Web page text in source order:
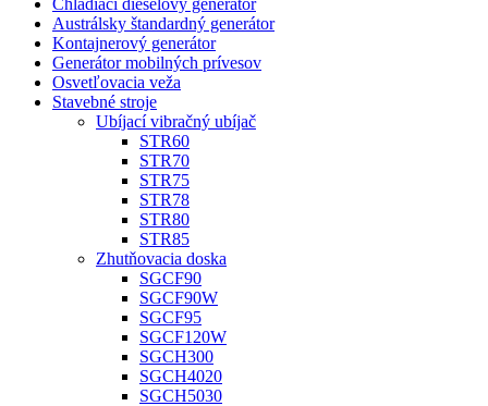
Austrálsky štandardný generátor
Kontajnerový generátor
Generátor mobilných prívesov
Osvetľovacia veža
Stavebné stroje
Ubíjací vibračný ubíjač
STR60
STR70
STR75
STR78
STR80
STR85
Zhutňovacia doska
SGCF90
SGCF90W
SGCF95
SGCF120W
SGCH300
SGCH4020
SGCH5030